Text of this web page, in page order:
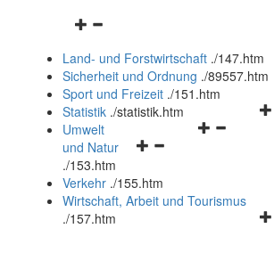
Navigationsmenü
und
schließen
Land- und Forstwirtschaft ./147.htm
Sicherheit und Ordnung ./89557.htm
Sport und Freizeit ./151.htm
Statistik ./statistik.htm
Navigationsmenü
und
schließen
Umwelt
und Natur
./153.htm
Verkehr ./155.htm
Wirtschaft, Arbeit und Tourismus
./157.htm